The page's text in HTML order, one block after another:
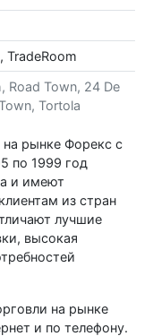
TradeRoom
Road Town, 24 De
Tortola
на рынке Форекс c
по 1999 год
и имеют
из стран
лучшие
высокая
на рынке
и по телефону.